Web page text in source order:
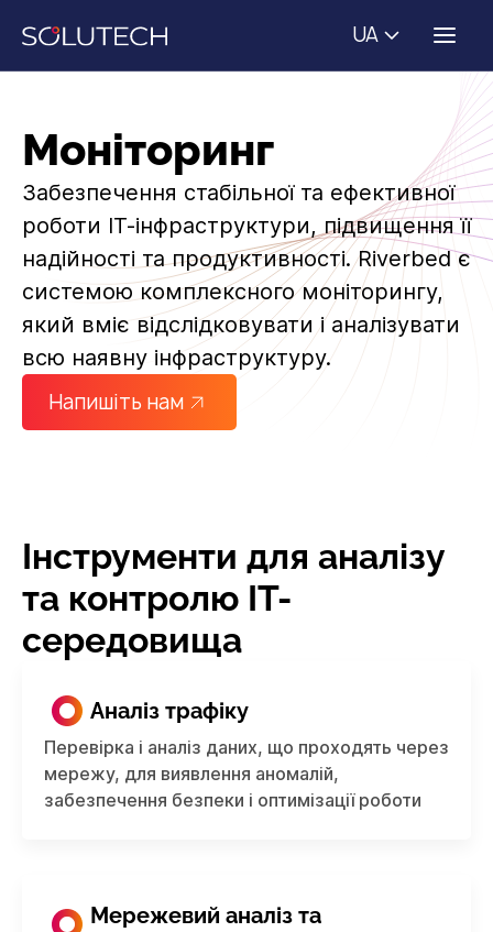
UA
Моніторинг
Забезпечення стабільної та ефективної
роботи ІТ-інфраструктури, підвищення її
надійності та продуктивності. Riverbed є
системою комплексного моніторингу,
який вміє відслідковувати і аналізувати
всю наявну інфраструктуру.
Напишіть нам
Інструменти для аналізу
та контролю IT-
середовища
Аналіз трафіку
Перевірка і аналіз даних, що проходять через
мережу, для виявлення аномалій,
забезпечення безпеки і оптимізації роботи
Мережевий аналіз та